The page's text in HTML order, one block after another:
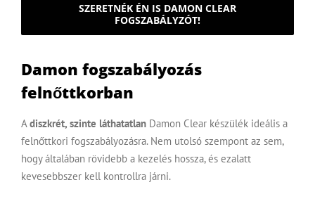
SZERETNÉK ÉN IS DAMON CLEAR
FOGSZABÁLYZÓT!
Damon fogszabályozás
felnőttkorban
Adiszkrét, szinte láthatatlan Damon Clear készülék ideális a
felnőttkori fogszabályozásra. Nem utolsó szempont az sem,
hogy általában rövidebb a kezelés hossza, és ezalatt
kevesebbszer kell kontrollra járni.